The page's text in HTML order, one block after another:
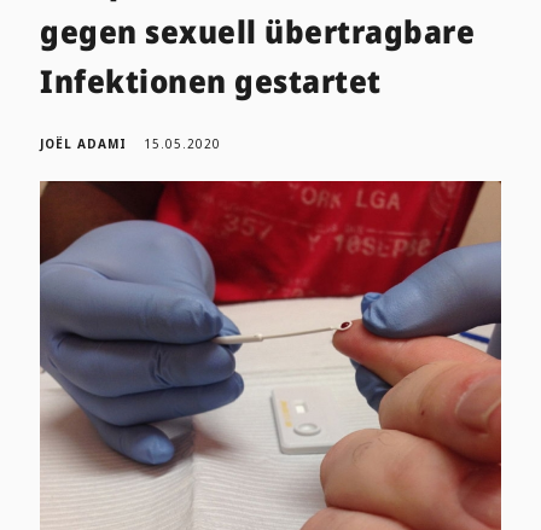
gegen sexuell übertragbare
Infektionen gestartet
JOËL ADAMI 15.05.2020